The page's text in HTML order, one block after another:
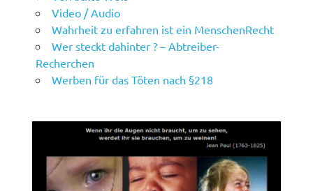
Video / Audio
Wahrheit zu erfahren ist ein MenschenRecht
Wer steckt dahinter ? – Abtreiber-
Recherchen
Werben für das Töten nach §218